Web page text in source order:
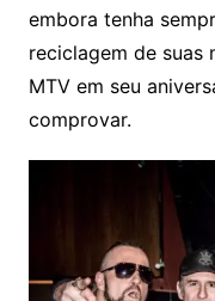
embora tenha
reciclagem de suas
MTV em seu
comprovar.